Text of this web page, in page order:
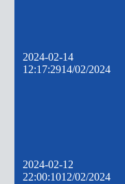
2024-02-14
12:17:2914/02/2024
2024-02-12
22:00:1012/02/2024